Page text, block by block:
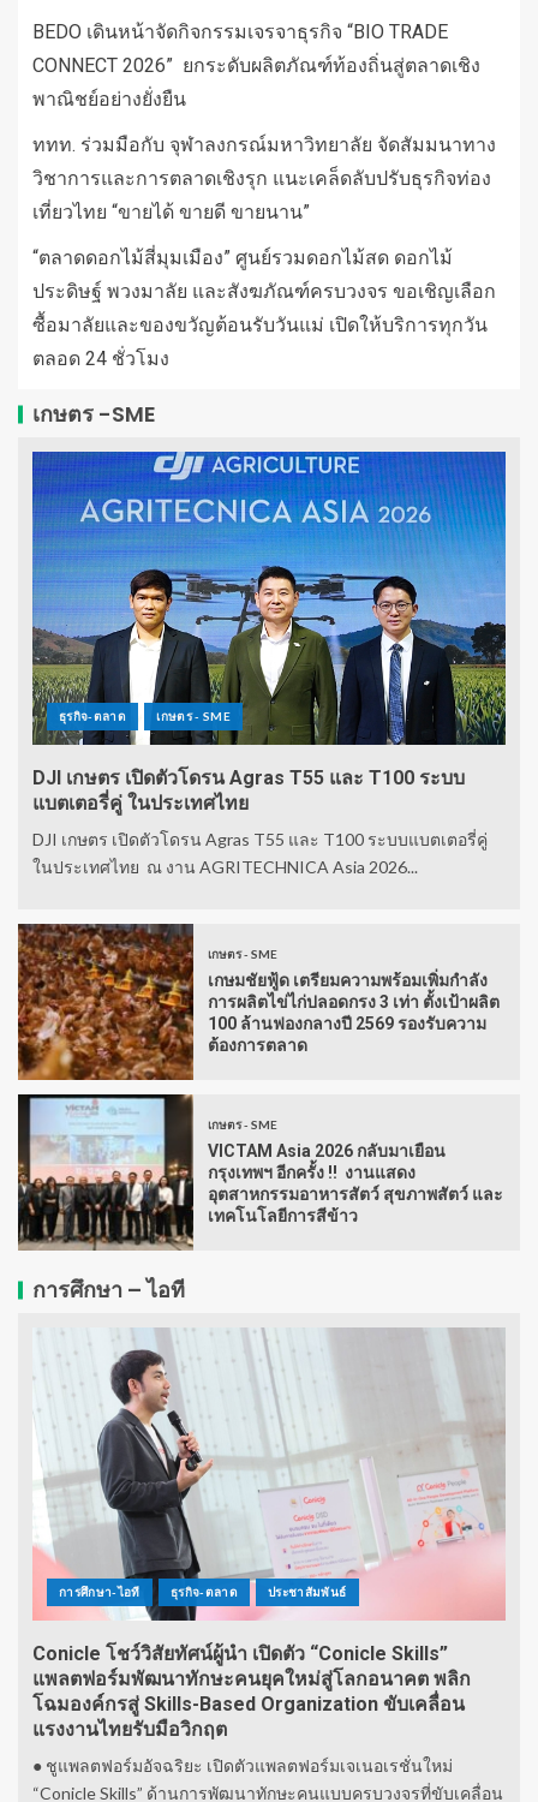
BEDO เดินหน้าจัดกิจกรรมเจรจาธุรกิจ “BIO TRADE
CONNECT 2026” ยกระดับผลิตภัณฑ์ท้องถิ่นสู่ตลาดเชิง
พาณิชย์อย่างยั่งยืน
ททท. ร่วมมือกับ จุฬาลงกรณ์มหาวิทยาลัย จัดสัมมนาทาง
วิชาการและการตลาดเชิงรุก แนะเคล็ดลับปรับธุรกิจท่อง
เที่ยวไทย “ขายได้ ขายดี ขายนาน”
“ตลาดดอกไม้สี่มุมเมือง” ศูนย์รวมดอกไม้สด ดอกไม้
ประดิษฐ์ พวงมาลัย และสังฆภัณฑ์ครบวงจร ขอเชิญเลือก
ซื้อมาลัยและของขวัญต้อนรับวันแม่ เปิดให้บริการทุกวัน
ตลอด 24 ชั่วโมง
เกษตร -SME
ธุรกิจ-ตลาด เกษตร - SME
DJI เกษตร เปิดตัวโดรน Agras T55 และ T100 ระบบ
แบตเตอรี่คู่ ในประเทศไทย
DJI เกษตร เปิดตัวโดรน Agras T55 และ T100 ระบบแบตเตอรี่คู่
ในประเทศไทย ณ งาน AGRITECHNICA Asia 2026...
เกษตร - SME
เกษมชัยฟู้ด เตรียมความพร้อมเพิ่มกำลัง
การผลิตไข่ไก่ปลอดกรง 3 เท่า ตั้งเป้าผลิต
100 ล้านฟองกลางปี 2569 รองรับความ
ต้องการตลาด
เกษตร - SME
VICTAM Asia 2026 กลับมาเยือน
กรุงเทพฯ อีกครั้ง !! งานแสดง
อุตสาหกรรมอาหารสัตว์ สุขภาพสัตว์ และ
เทคโนโลยีการสีข้าว
การศึกษา – ไอที
การศึกษา-ไอที ธุรกิจ-ตลาด ประชาสัมพันธ์
Conicle โชว์วิสัยทัศน์ผู้นำ เปิดตัว “Conicle Skills”
แพลตฟอร์มพัฒนาทักษะคนยุคใหม่สู่โลกอนาคต พลิก
โฉมองค์กรสู่ Skills-Based Organization ขับเคลื่อน
แรงงานไทยรับมือวิกฤต
● ชูแพลตฟอร์มอัจฉริยะ เปิดตัวแพลตฟอร์มเจเนอเรชั่นใหม่
“Conicle Skills” ด้านการพัฒนาทักษะคนแบบครบวงจรที่ขับเคลื่อน